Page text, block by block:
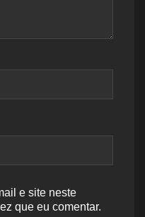
e site neste
que eu comentar.